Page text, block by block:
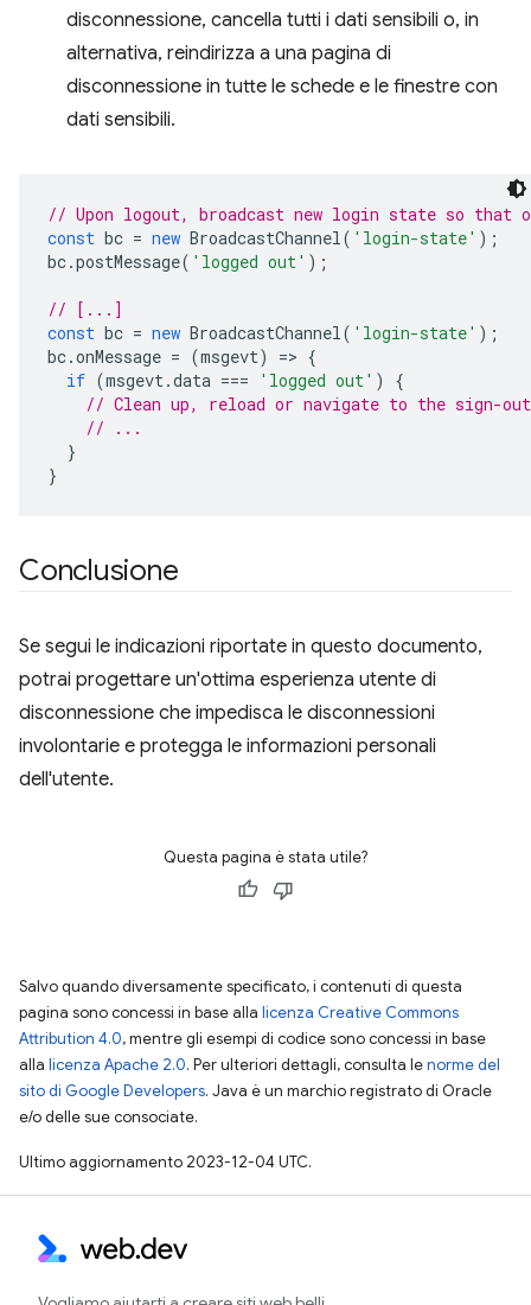
disconnessione, cancella tutti i dati sensibili o, in
alternativa, reindirizza a una pagina di
disconnessione in tutte le schede e le finestre con
dati sensibili.
// Upon logout, broadcast new login state so that
const bc = new BroadcastChannel( 'login-state' );
bc.postMessage( 'logged out' );
// [...]
const bc = new BroadcastChannel( 'login-state' );
bc.onMessage = (msgevt) => {
if (msgevt.data === 'logged out' )
{
// Clean up, reload or navigate to the sign-
// ...
}
}
Conclusione
Se segui le indicazioni riportate in questo documento,
potrai progettare un'ottima esperienza utente di
disconnessione che impedisca le disconnessioni
involontarie e protegga le informazioni personali
dell'utente.
Questa pagina è stata utile?
Salvo quando diversamente specificato, i contenuti di questa
pagina sono concessi in base alla licenza Creative Commons
Attribution 4.0, mentre gli esempi di codice sono concessi in base
alla licenza Apache 2.0. Per ulteriori dettagli, consulta lenorme del
sito di Google Developers. Java è un marchio registrato di Oracle
e/o delle sue consociate.
Ultimo aggiornamento 2023-12-04 UTC.